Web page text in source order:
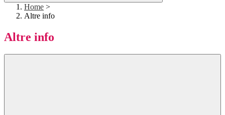
Home >
Altre info
Altre info